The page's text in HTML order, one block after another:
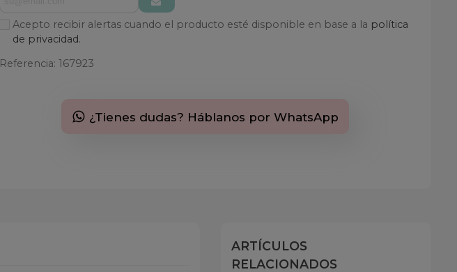
Acepto recibir alertas cuando el producto esté disponible en base a la política
de privacidad.
Referencia: 167923
¿Tienes dudas? Háblanos por WhatsApp
ARTÍCULOS
RELACIONADOS